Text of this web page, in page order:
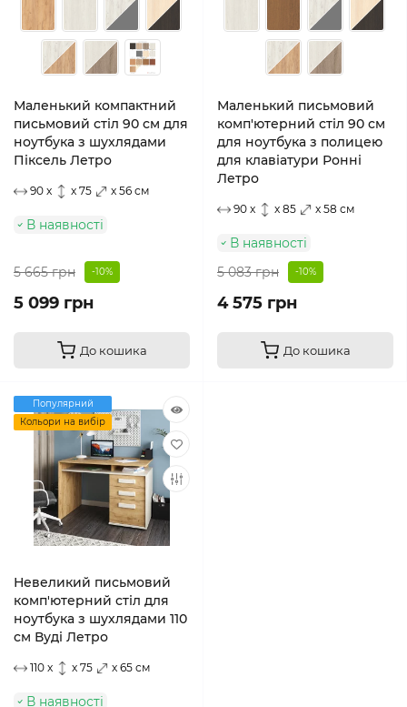
Маленький компактний
письмовий стіл 90 см для
ноутбука з шухлядами
Піксель Летро
90 x x 75 x 56 см
В наявності
5 665 грн -10%
5 099 грн
До кошика
Маленький письмовий
комп'ютерний стіл 90 см
для ноутбука з полицею
для клавіатури Ронні
Летро
90 x x 85 x 58 см
В наявності
5 083 грн
-10%
4 575 грн
До кошика
Популярний
Кольори на вибір
Невеликий письмовий
комп'ютерний стіл для
ноутбука з шухлядами 110
см Вуді Летро
110 x x 75 x 65 см
В наявності